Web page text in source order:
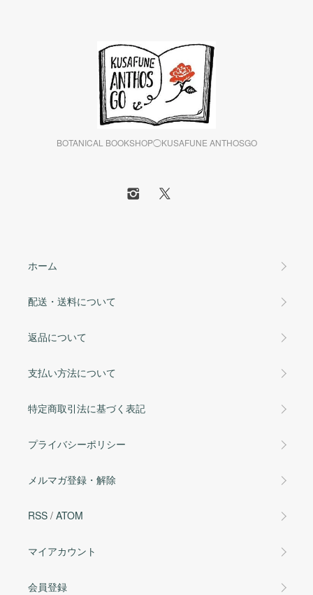
BOTANICAL BOOKSHOP◯KUSAFUNE ANTHOSGO
ホーム
配送・送料について
返品について
支払い方法について
特定商取引法に基づく表記
プライバシーポリシー
メルマガ登録・解除
RSS / ATOM
マイアカウント
会員登録